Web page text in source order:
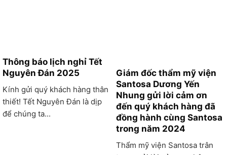
Thông báo lịch nghỉ Tết
Nguyên Đán 2025
Kính gửi quý khách hàng thân
thiết! Tết Nguyên Đán là dịp
để chúng ta...
Giám đốc thẩm mỹ viện
Santosa Dương Yến
Nhung gửi lời cảm ơn
đến quý khách hàng đã
đồng hành cùng Santosa
trong năm 2024
Thẩm mỹ viện Santosa trân